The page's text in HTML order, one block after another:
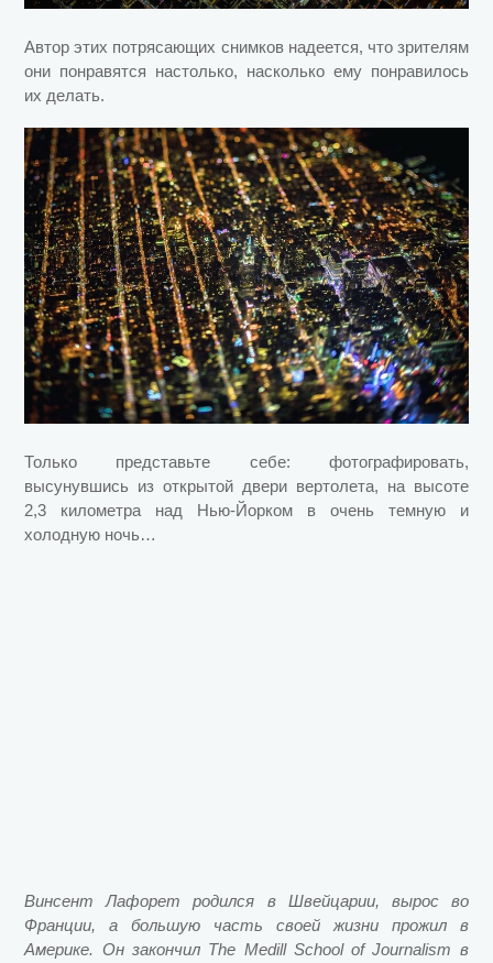
Автор этих потрясающих снимков надеется, что зрителям
они понравятся настолько, насколько ему понравилось
их делать.
Только представьте себе: фотографировать,
высунувшись из открытой двери вертолета, на высоте
2,3 километра над Нью-Йорком в очень темную и
холодную ночь…
Винсент Лафорет родился в Швейцарии, вырос во
Франции, а большую часть своей жизни прожил в
Америке. Он закончил The Medill School of Journalism в